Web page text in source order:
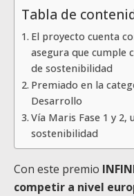
Tabla de
El proyecto cuenta
asegura que cumple
de sostenibilidad
Premiado en la
Desarrollo
Vía Maris Fase 1 y
sostenibilidad
Con este premio
competir a nivel